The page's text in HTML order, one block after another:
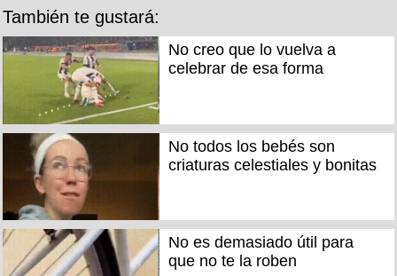
También te gustará:
No creo que lo vuelva a
celebrar de esa forma
No todos los bebés son
criaturas celestiales y bonitas
No es demasiado útil para
que no te la roben